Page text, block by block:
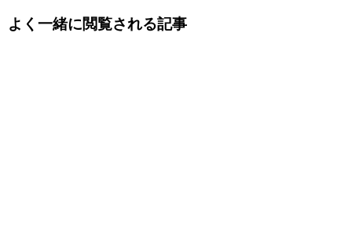
よく一緒に閲覧される記事